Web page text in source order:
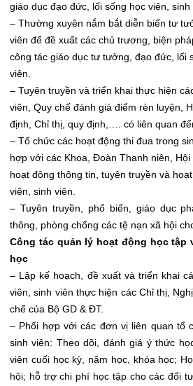
giáo dục đạo đức, lối sống học viên, sinh
– Thường xuyên nắm bắt diễn biến t­ư
viên để đề xuất các chủ trương, biện
công tác giáo dục tư tưởng, đạo đức, lối
viên.
– Tuyên truyền và triển khai thực hiện
viên, Quy chế đánh giá điểm rèn luyện,
định, Chỉ thị, quy định,…. có liên quan
– Tổ chức các hoạt động thi đua trong
hợp với các Khoa, Đoàn Thanh niên,
hoạt động thông tin, tuyên truyền và
viên, sinh viên.
– Tuyên truyền, phổ biến, giáo dục
thông, phòng chống các tệ nạn xã hội
Công tác quản lý hoạt động học tập
học
– Lập kế hoạch, đề xuất và triển khai
viên, sinh viên thực hiện các Chỉ thị,
chế của Bộ GD & ĐT.
– Phối hợp với các đơn vị liên quan tổ
sinh viên: Theo dõi, đánh giá ý thức
viên cuối học kỳ, năm học, khóa học;
hội; hỗ trợ chi phí học tập cho các đối